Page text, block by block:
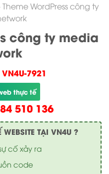
Theme WordPress công ty
công ty media
7921
thực tế
510 136
TẠI VN4U ?
cố xảy ra
code